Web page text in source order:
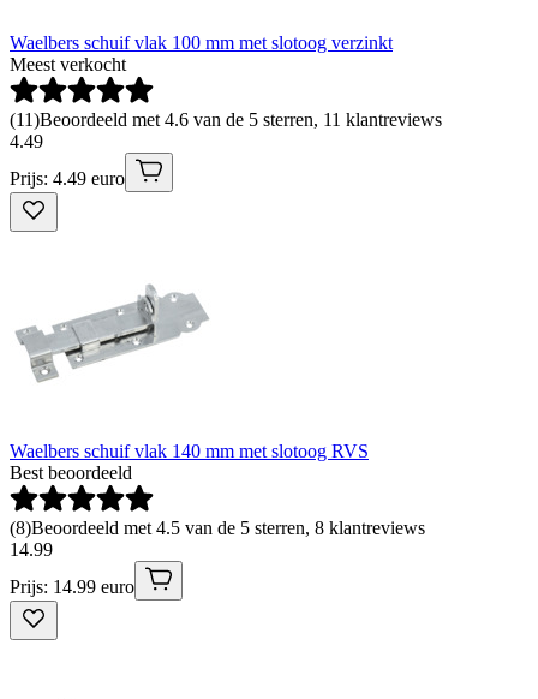
Waelbers schuif vlak 100 mm met slotoog verzinkt
Meest verkocht
(11)Beoordeeld met 4.6 van de 5 sterren, 11 klantreviews
4.49
Prijs: 4.49 euro
Waelbers schuif vlak 140 mm met slotoog RVS
Best beoordeeld
(8)Beoordeeld met 4.5 van de 5 sterren, 8 klantreviews
14.99
Prijs: 14.99 euro